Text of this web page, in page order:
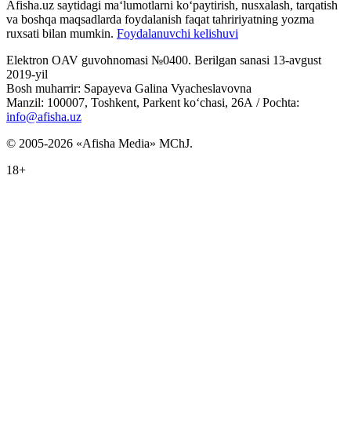
Afisha.uz saytidagi ma‘lumotlarni ko‘paytirish, nusxalash, tarqatish
va boshqa maqsadlarda foydalanish faqat tahririyatning yozma
ruxsati bilan mumkin. Foydalanuvchi kelishuvi
Elektron OAV guvohnomasi №0400. Berilgan sanasi 13-avgust
2019-yil
Bosh muharrir: Sapayeva Galina Vyacheslavovna
Manzil: 100007, Toshkent, Parkent ko‘chasi, 26А / Pochta:
info@afisha.uz
© 2005-2026 «Afisha Media» MChJ.
18+